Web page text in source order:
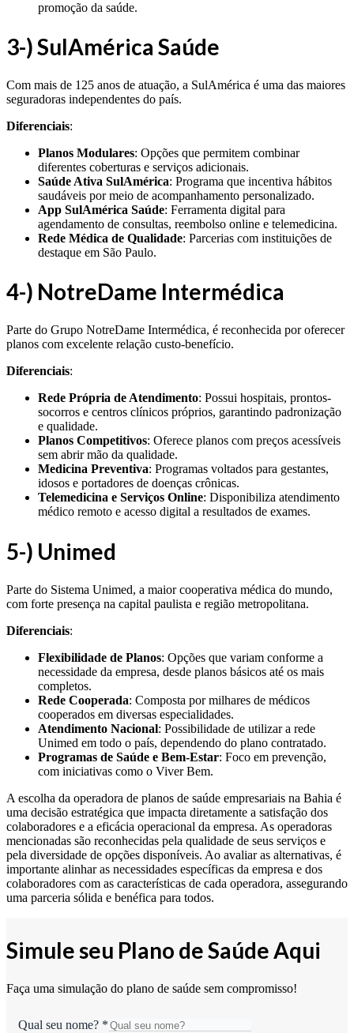
promoção da saúde.
3-) SulAmérica Saúde
Com mais de 125 anos de atuação, a SulAmérica é uma das maiores
seguradoras independentes do país.
Diferenciais:
Planos Modulares: Opções que permitem combinar
diferentes coberturas e serviços adicionais.
Saúde Ativa SulAmérica: Programa que incentiva hábitos
saudáveis por meio de acompanhamento personalizado.
App SulAmérica Saúde: Ferramenta digital para
agendamento de consultas, reembolso online e telemedicina.
Rede Médica de Qualidade: Parcerias com instituições de
destaque em São Paulo.
4-) NotreDame Intermédica
Parte do Grupo NotreDame Intermédica, é reconhecida por oferecer
planos com excelente relação custo-benefício.
Diferenciais:
Rede Própria de Atendimento: Possui hospitais, prontos-
socorros e centros clínicos próprios, garantindo padronização
e qualidade.
Planos Competitivos: Oferece planos com preços acessíveis
sem abrir mão da qualidade.
Medicina Preventiva: Programas voltados para gestantes,
idosos e portadores de doenças crônicas.
Telemedicina e Serviços Online: Disponibiliza atendimento
médico remoto e acesso digital a resultados de exames.
5-) Unimed
Parte do Sistema Unimed, a maior cooperativa médica do mundo,
com forte presença na capital paulista e região metropolitana.
Diferenciais:
Flexibilidade de Planos: Opções que variam conforme a
necessidade da empresa, desde planos básicos até os mais
completos.
Rede Cooperada: Composta por milhares de médicos
cooperados em diversas especialidades.
Atendimento Nacional: Possibilidade de utilizar a rede
Unimed em todo o país, dependendo do plano contratado.
Programas de Saúde e Bem-Estar: Foco em prevenção,
com iniciativas como o Viver Bem.
A escolha da operadora de planos de saúde empresariais na Bahia é
uma decisão estratégica que impacta diretamente a satisfação dos
colaboradores e a eficácia operacional da empresa. As operadoras
mencionadas são reconhecidas pela qualidade de seus serviços e
pela diversidade de opções disponíveis. Ao avaliar as alternativas, é
importante alinhar as necessidades específicas da empresa e dos
colaboradores com as características de cada operadora, assegurando
uma parceria sólida e benéfica para todos.
Simule seu Plano de Saúde Aqui
Faça uma simulação do plano de saúde sem compromisso!
Qual seu nome? *